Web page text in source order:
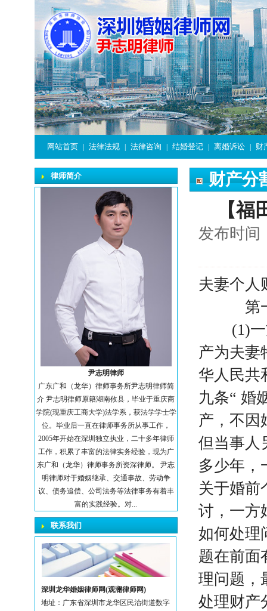
网站首页 法律法规 法律咨询 结婚登记 离婚诉讼 财
律师简介
尹志明律师
广东广和（龙华）律师事务所尹志明律师简
介 尹志明律师原籍湖南攸县，毕业于重庆商
学院(现重庆工商大学)法学系，获法学学士学
位。毕业后一直在律师事务所从事工作，
2005年开始在深圳独立执业，二十多年律师
工作，积累了丰富的法律实务经验，现为广
东广和（龙华）律师事务所资深律师。 尹志
明律师对于婚姻继承、交通事故、劳动争
议、债务追偿、公司法务等法律事务有着丰
富的实践经验。对...
联系我们
深圳龙华婚姻律师网(观澜律师网)
地址：广东省深圳市龙华区民治街道数字
财产分
【
发布时
夫妻个人
第一，
(1)一方
产为夫妻
华人民共
九条“ 婚
产，不因
但当事人
多少年，
关于婚前
讨，一方
如何处理
题在前面
理问题，
处理财产